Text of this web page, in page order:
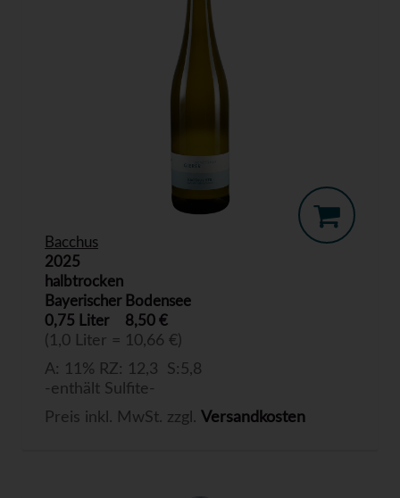
Bacchus
2025
halbtrocken
Bayerischer Bodensee
0,75 Liter
8,50 €
(1,0 Liter = 10,66 €)
A: 11% RZ: 12,3 S:5,8
-enthält Sulfite-
Preis inkl. MwSt. zzgl. Versandkosten